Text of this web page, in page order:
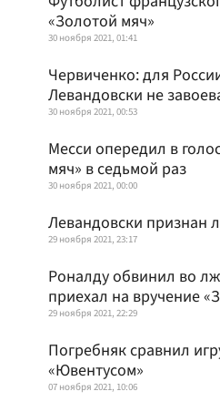
«Золотой мяч»
30 ноября 2021, 01:41
Червиченко: для
Левандовски не
30 ноября 2021, 00:53
Месси опередил в
мяч» в седьмой раз
30 ноября 2021, 00:00
Левандовски признан
29 ноября 2021, 23:17
Роналду обвинил во
приехал на вручение
29 ноября 2021, 22:29
Погребняк сравнил
«Ювентусом»
07 ноября 2021, 10:06